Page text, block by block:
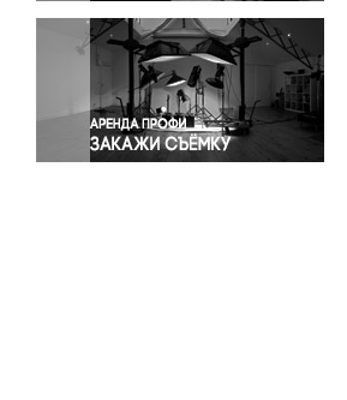
Светская жизнь
Спорт
Экология
Экономика и бизнес